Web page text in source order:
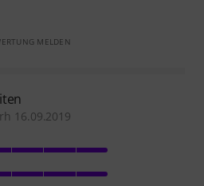
MELDEN
16.09.2019